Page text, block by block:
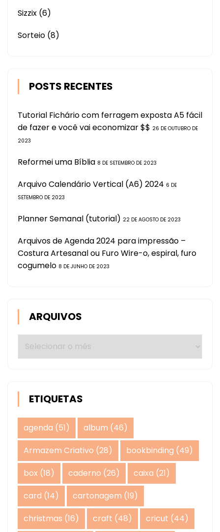
Sizzix (6)
Sorteio (8)
POSTS RECENTES
Tutorial Fichário com ferragem exposta A5 fácil
de fazer e você vai economizar $$ 26 DE OUTUBRO DE
2023
Reformei uma Bíblia 8 DE SETEMBRO DE 2023
Arquivo Calendário Vertical (A6) 2024 6 DE
SETEMBRO DE 2023
Planner Semanal (tutorial) 22 DE AGOSTO DE 2023
Arquivos de Agenda 2024 para impressão –
Costura Artesanal ou Furo Wire-o, espiral, furo
cogumelo 8 DE JUNHO DE 2023
ARQUIVOS
Arquivos
ETIQUETAS
agenda (51) album (46)
Armazem Criativo (28) bookbinding (49)
box (18) caderno (26) caixa (21)
card (14) cartonagem (19)
christmas (16) craft (48) cricut (44)